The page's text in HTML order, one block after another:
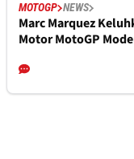
MOTOGP NEWS
Marc Marquez
Motor MotoGP